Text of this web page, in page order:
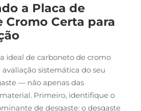
a Placa de
Cromo Certa para
ideal de carboneto de cromo
sistemática do seu
— não apenas das
Primeiro, identifique o
de desgaste: o desgaste